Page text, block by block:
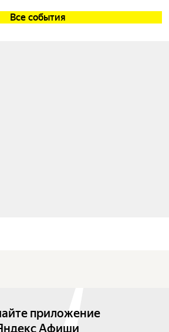
Все события
приложение
Афиши